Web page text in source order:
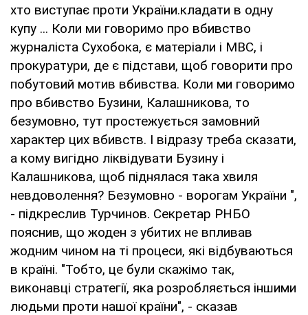
хто виступає проти України.кладати в одну
купу ... Коли ми говоримо про вбивство
журналіста Сухобока, є матеріали і МВС, і
прокуратури, де є підстави, щоб говорити про
побутовий мотив вбивства. Коли ми говоримо
про вбивство Бузини, Калашникова, то
безумовно, тут простежується замовний
характер цих вбивств. І відразу треба сказати,
а кому вигідно ліквідувати Бузину і
Калашникова, щоб піднялася така хвиля
невдоволення? Безумовно - ворогам України ",
- підкреслив Турчинов. Секретар РНБО
пояснив, що жоден з убитих не впливав
жодним чином на ті процеси, які відбуваються
в країні. "Тобто, це були скажімо так,
виконавці стратегії, яка розробляється іншими
людьми проти нашої країни", - сказав